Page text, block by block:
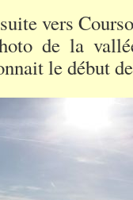
vers
de la
le début